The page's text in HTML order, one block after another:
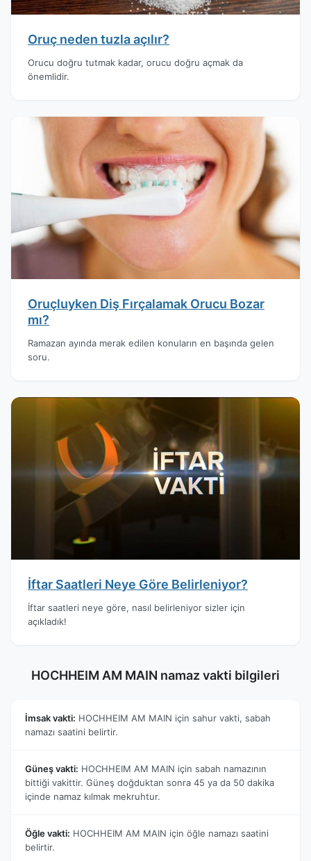
Oruç neden tuzla açılır?
Orucu doğru tutmak kadar, orucu doğru açmak da
önemlidir.
Oruçluyken Diş Fırçalamak Orucu Bozar
mı?
Ramazan ayında merak edilen konuların en başında gelen
soru.
İftar Saatleri Neye Göre Belirleniyor?
İftar saatleri neye göre, nasıl belirleniyor sizler için
açıkladık!
HOCHHEIM AM MAIN namaz vakti bilgileri
İmsak vakti: HOCHHEIM AM MAIN için sahur vakti, sabah
namazı saatini belirtir.
Güneş vakti: HOCHHEIM AM MAIN için sabah namazının
bittiği vakittir. Güneş doğduktan sonra 45 ya da 50 dakika
içinde namaz kılmak mekruhtur.
Öğle vakti: HOCHHEIM AM MAIN için öğle namazı saatini
belirtir.